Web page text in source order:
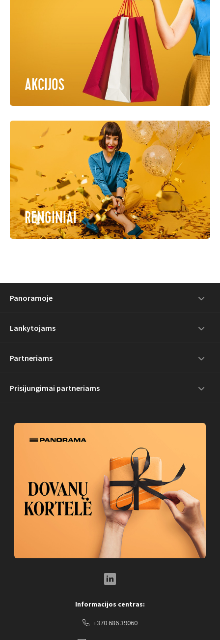
AKCIJOS
RENGINIAI
Panoramoje
Lankytojams
Partneriams
Prisijungimai partneriams
Informacijos centras:
+370 686 39060